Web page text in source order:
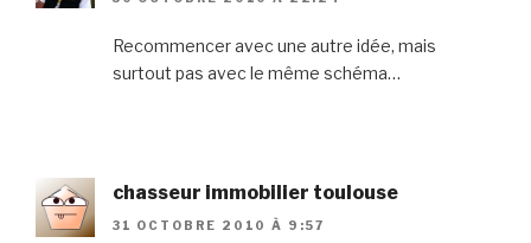
Recommencer avec une autre idée, mais
surtout pas avec le même schéma…
chasseur immobilier toulouse
31 OCTOBRE 2010 À 9:57